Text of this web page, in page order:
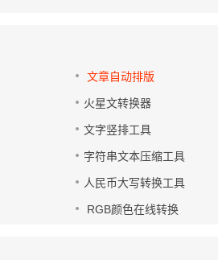
文章自动排版
火星文转换器
文字竖排工具
字符串文本压缩工具
人民币大写转换工具
RGB颜色在线转换